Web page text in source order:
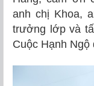
anh chị Khoa,
trưởng lớp và
Cuộc Hạnh Ngộ